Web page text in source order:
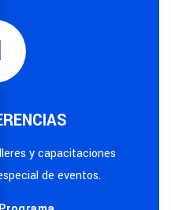
y capacitaciones
de eventos.